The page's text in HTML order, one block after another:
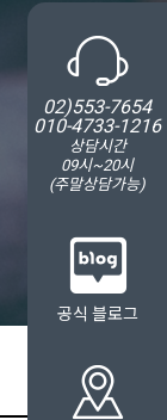
02)553-7654
010-4733-1216
상담시간
09시~20시
(주말상담가능)
공식 블로그